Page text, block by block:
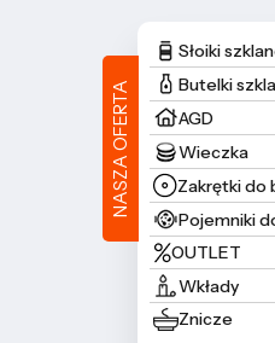
NASZA OFERTA
Słoiki
Butelki
AGD
Wieczka
Zakrętki do
Pojemniki
OUTLET
Wkłady
Znicze